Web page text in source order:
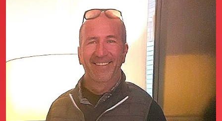
Scopri Club di Più
Le testimonianze Club di Più
La fondatrice Valeria Pilla
Annunci Donne
Agenzia matrimoniale Club di Più
Love Notebook